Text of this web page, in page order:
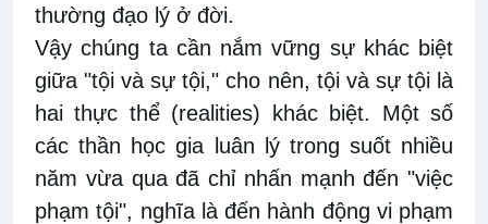
thường đạo lý ở đời.
Vậy chúng ta cần nắm vững sự khác biệt
giữa "tội và sự tội," cho nên, tội và sự tội là
hai thực thể (realities) khác biệt. Một số
các thần học gia luân lý trong suốt nhiều
năm vừa qua đã chỉ nhấn mạnh đến "việc
phạm tội", nghĩa là đến hành động vi phạm